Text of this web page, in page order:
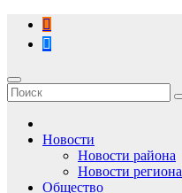
Перейти
содержимому
Новости
Новости района
Новости региона
Общество